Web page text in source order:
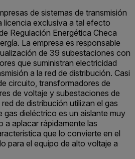
de sistemas de transmisión
exclusiva a tal efecto
Regulación Energética Checa
La empresa es responsable
de 39 subestaciones con
que suministran electricidad
a la red de distribución. Casi
circuito, transformadores de
de voltaje y subestaciones de
de distribución utilizan el gas
gas dieléctrico es un aislante muy
aplacar rápidamente las
que lo convierte en el
para el equipo de alto voltaje a